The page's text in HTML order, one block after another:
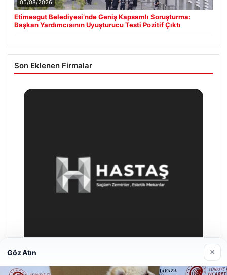
05/08/2026
Etimesgut Belediyesi’nde Geniş Kapsamlı Soruşturma:
Başkan Yardımcısının Uyuşturucu Testi Pozitif Çıktı
Son Eklenen Firmalar
Göz Atın ×